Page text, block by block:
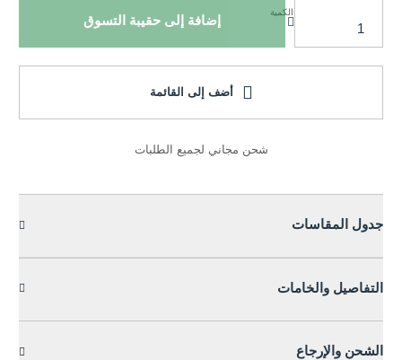
الكمية
إضافة إلى حقيبة التسوق
أضف إلى القائمة
شحن مجاني لجميع الطلبات
جدول المقاسات
التفاصيل والخامات
الشحن والإرجاع